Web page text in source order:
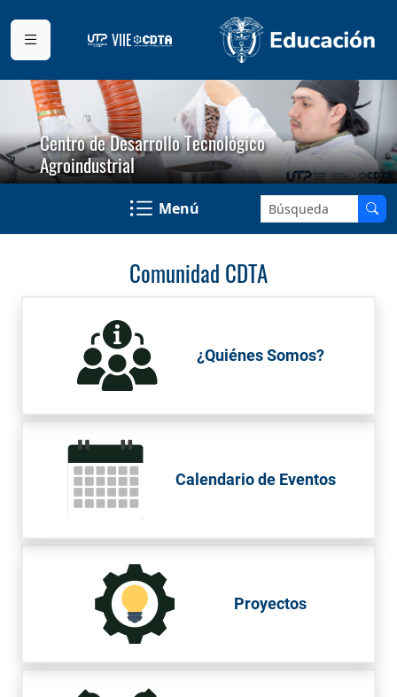
VIIE
Centro de Desarrollo Tecnológico
Agroindustrial
Menú Buscar en el sitio:
Comunidad CDTA
¿Quiénes Somos?
Calendario de Eventos
Proyectos